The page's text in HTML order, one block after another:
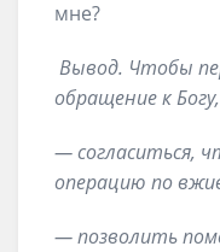
мне?
Вывод. Чтобы
обращение к
— согласиться,
операцию по
— позволить